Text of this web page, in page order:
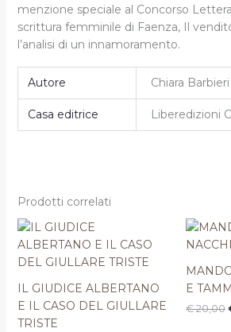
menzione speciale al Concorso
scrittura femminile di Faenza, Il
l’analisi di un innamoramento.
Autore Chiara Barbieri
Casa editrice Liberedizioni
Prodotti correlati
IL GIUDICE ALBERTANO
E IL CASO DEL GIULLARE
TRISTE
Il
originale
era:
Il
attuale
è:
E
€20,00